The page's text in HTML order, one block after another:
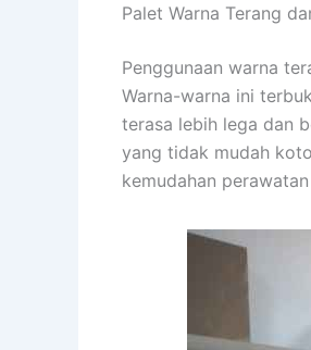
Palet Warna Terang
Penggunaan warna
Warna-warna ini
terasa lebih lega dan
yang tidak mudah
kemudahan